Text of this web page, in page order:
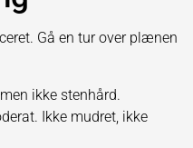
Gå en tur over plænen
ikke stenhård.
Ikke mudret, ikke